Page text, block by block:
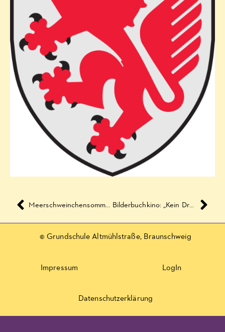
Meerschweinchensommer im Glashaus Bilderbuchkino: „Kein Drache weit und breit“
© Grundschule Altmühlstraße, Braunschweig
Impressum LogIn
Datenschutzerklärung